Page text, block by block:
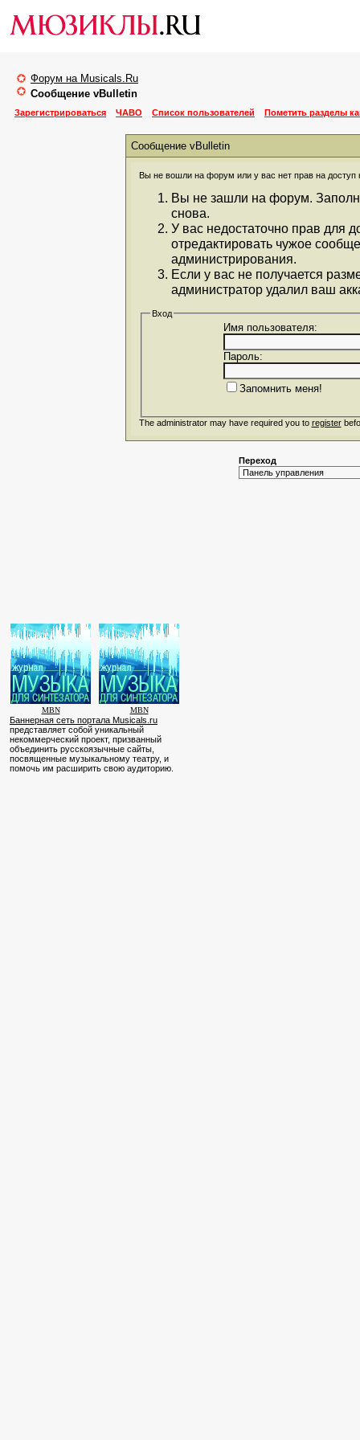
Форум на Musicals.Ru
Сообщение vBulletin
Зарегистрироваться ЧАВО Список пользователей Пометить разделы
Сообщение vBulletin
Вы не вошли на форум или у вас нет прав на доступ
Вы не зашли на форум.
снова.
У вас недостаточно прав для
отредактировать чужое
администрирования.
Если у вас не получается
администратор удалил ваш
Вход
Имя пользователя:
Пароль:
Запомнить меня!
The administrator may have required you to register
Переход
MBN MBN
Баннерная сеть портала Musicals.ru
представляет собой уникальный
некоммерческий проект, призванный
объединить русскоязычные сайты,
посвященные музыкальному театру, и
помочь им расширить свою аудиторию.